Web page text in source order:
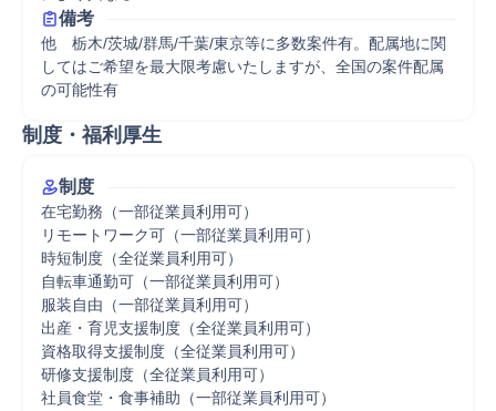
備考
他　栃木/茨城/群馬/千葉/東京等に多数案件有。配属地に関
してはご希望を最大限考慮いたしますが、全国の案件配属
の可能性有
制度・福利厚生
制度
在宅勤務（一部従業員利用可）
リモートワーク可（一部従業員利用可）
時短制度（全従業員利用可）
自転車通勤可（一部従業員利用可）
服装自由（一部従業員利用可）
出産・育児支援制度（全従業員利用可）
資格取得支援制度（全従業員利用可）
研修支援制度（全従業員利用可）
社員食堂・食事補助（一部従業員利用可）